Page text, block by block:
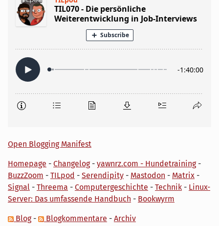
Open Blogging Manifest
Homepage - Changelog- yawnrz.com - Hundetraining-
BuzzZoom - TILpod - Serendipity - Mastodon - Matrix -
Signal - Threema - Computergeschichte - Technik - Linux-
Server: Das umfassende Handbuch - Bookwyrm
Blog- Blogkommentare - Archiv